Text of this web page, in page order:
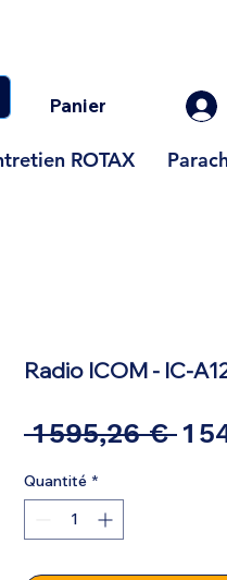
Panier
ROTAX
Radio ICOM - IC-
1 595,26 € 1
Quantité *